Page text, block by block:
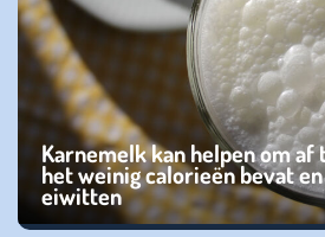
Karnemelk kan helpen om
het weinig calorieën bevat
eiwitten